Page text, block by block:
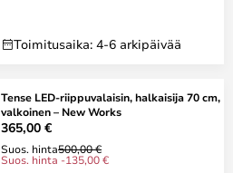
Toimitusaika: 4-6 arkipäivää
Tense LED-riippuvalaisin, halkaisija 70 cm,
valkoinen – New Works
365,00 €
Suos. hinta500,00 €
Suos. hinta -135,00 €